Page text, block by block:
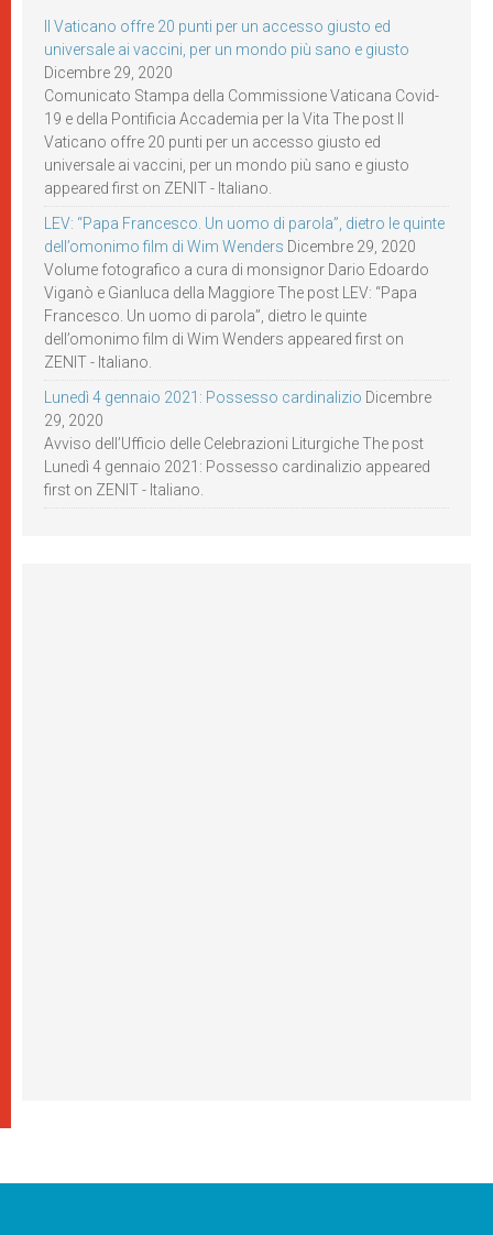
Il Vaticano offre 20 punti per un accesso giusto ed
universale ai vaccini, per un mondo più sano e giusto
Dicembre 29, 2020
Comunicato Stampa della Commissione Vaticana Covid-
19 e della Pontificia Accademia per la Vita The post Il
Vaticano offre 20 punti per un accesso giusto ed
universale ai vaccini, per un mondo più sano e giusto
appeared first on ZENIT - Italiano.
LEV: “Papa Francesco. Un uomo di parola”, dietro le quinte
dell’omonimo film di Wim Wenders Dicembre 29, 2020
Volume fotografico a cura di monsignor Dario Edoardo
Viganò e Gianluca della Maggiore The post LEV: “Papa
Francesco. Un uomo di parola”, dietro le quinte
dell’omonimo film di Wim Wenders appeared first on
ZENIT - Italiano.
Lunedì 4 gennaio 2021: Possesso cardinalizio Dicembre
29, 2020
Avviso dell’Ufficio delle Celebrazioni Liturgiche The post
Lunedì 4 gennaio 2021: Possesso cardinalizio appeared
first on ZENIT - Italiano.